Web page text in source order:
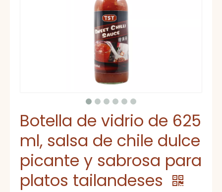
Botella de vidrio de 625
ml, salsa de chile dulce
picante y sabrosa para
platos tailandeses